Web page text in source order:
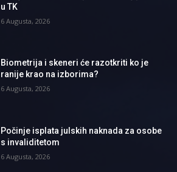
u TK
6 Augusta, 2026
Biometrija i skeneri će razotkriti ko je
ranije krao na izborima?
6 Augusta, 2026
Počinje isplata julskih naknada za osobe
s invaliditetom
6 Augusta, 2026